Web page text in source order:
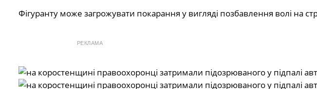
Фігуранту може загрожувати покарання у вигляді позбавлення волі на
РЕКЛАМА